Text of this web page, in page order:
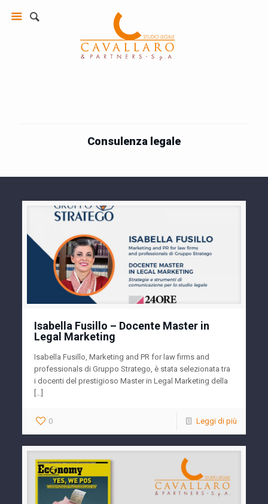
Consulenza legale
Isabella Fusillo – Docente Master in
Legal Marketing
Isabella Fusillo, Marketing and PR for law firms and
professionals di Gruppo Stratego, è stata selezionata tra
i docenti del prestigioso Master in Legal Marketing della
[…]
0 Leggi di più